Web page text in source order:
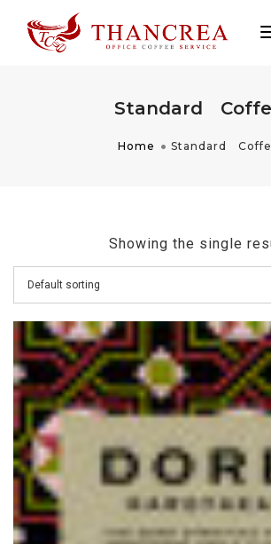
Standard
Home Standard
Showing the single